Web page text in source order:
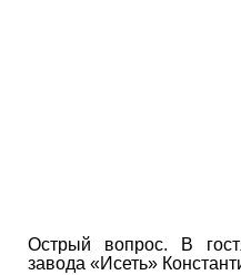
Острый вопрос. В
завода «Исеть»